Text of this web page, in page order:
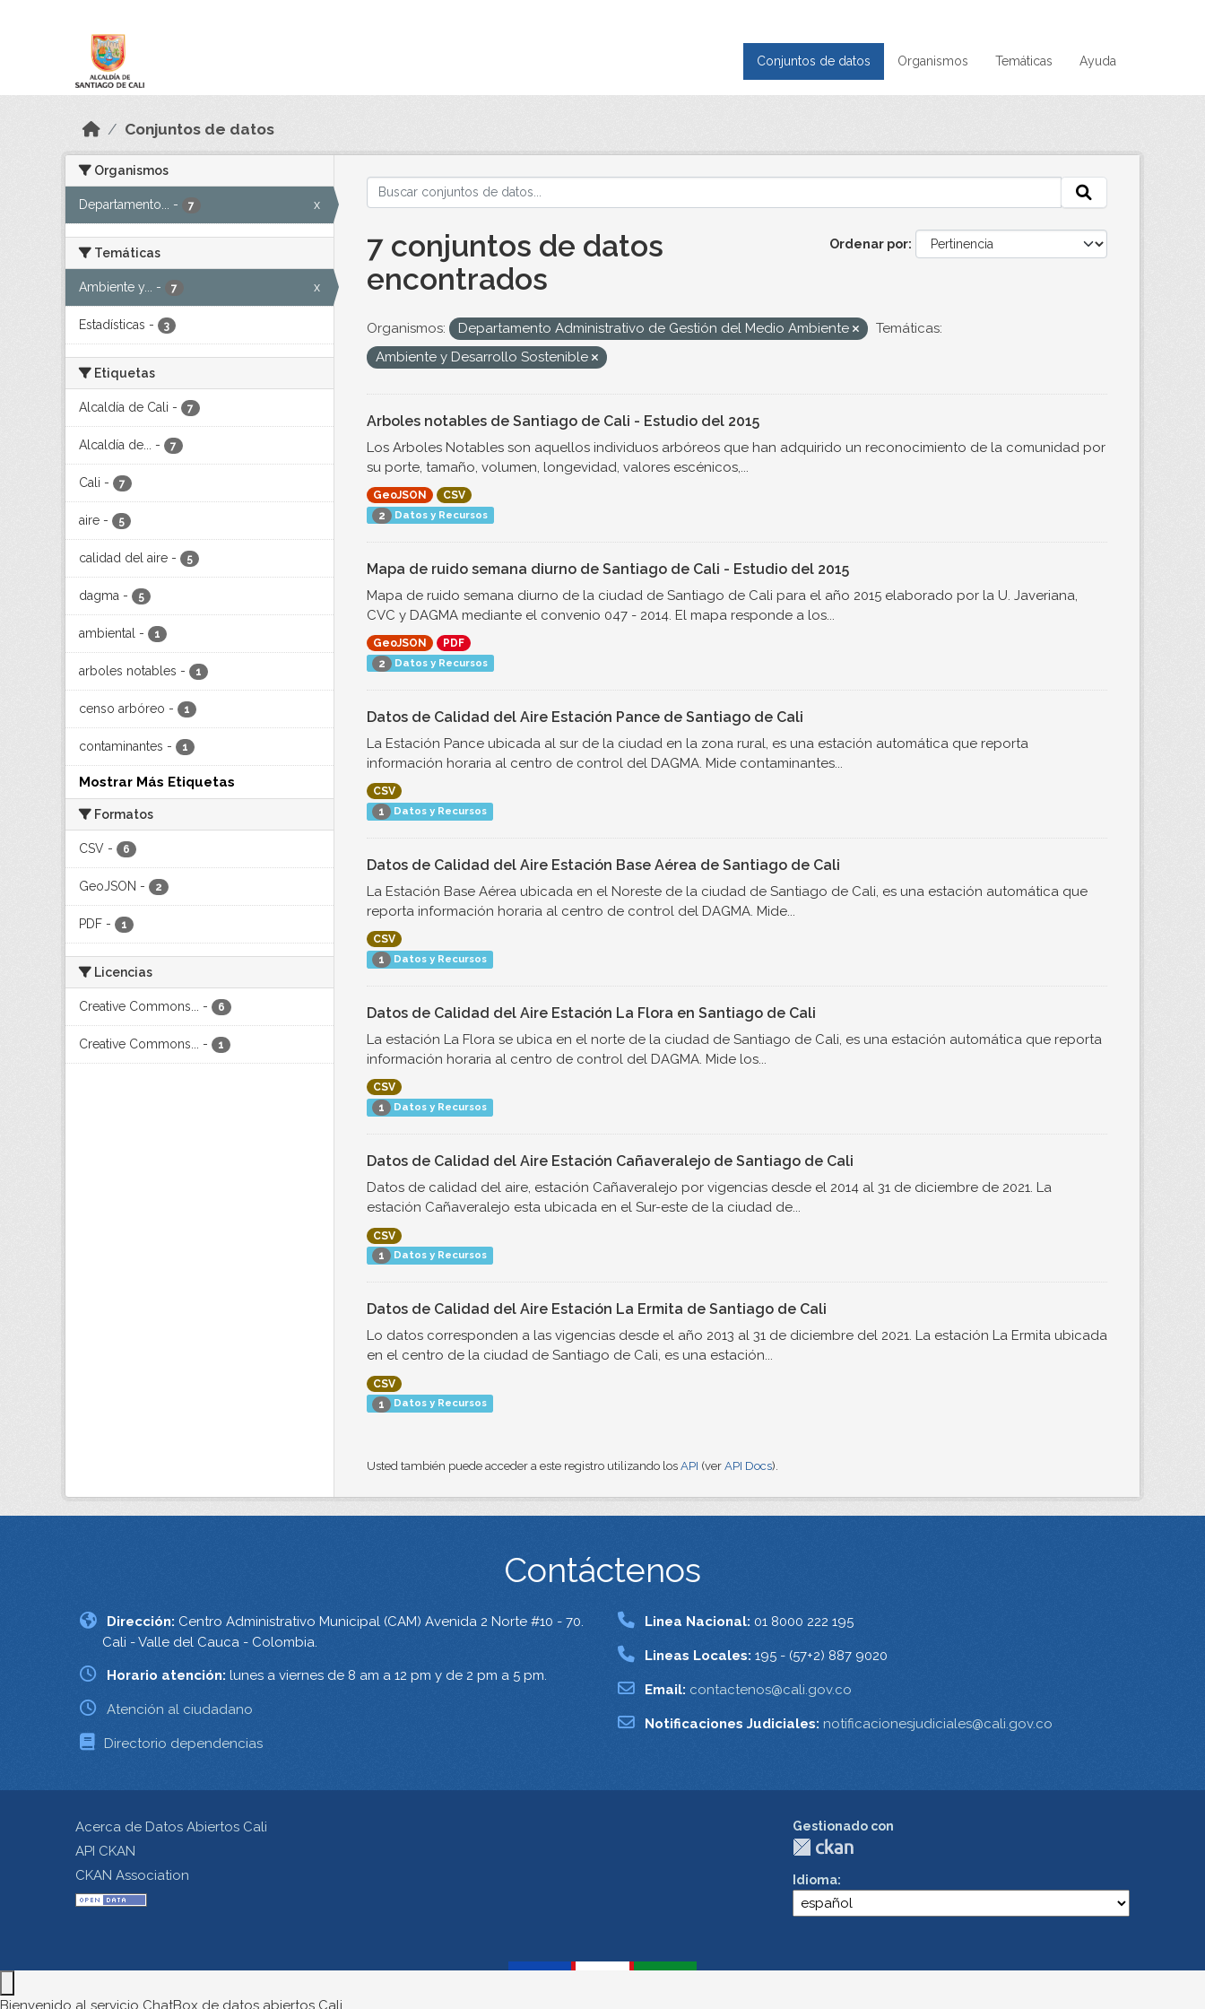
Conjuntos de datos Organismos Temáticas Ayuda
Conjuntos de datos
Organismos
Departamento... - 7 x
Temáticas
Ambiente y... - 7 x
Estadísticas - 3
Etiquetas
Alcaldía de Cali - 7
Alcaldía de... - 7
Cali - 7
aire - 5
calidad del aire - 5
dagma - 5
ambiental - 1
arboles notables - 1
censo arbóreo - 1
contaminantes - 1
Mostrar Más Etiquetas
Formatos
CSV - 6
GeoJSON - 2
PDF - 1
Licencias
Creative Commons... - 6
Creative Commons... - 1
Ordenar por
7 conjuntos de datos
encontrados
Organismos: Departamento Administrativo de Gestión del Medio Ambiente
Temáticas:
Ambiente y Desarrollo Sostenible
Arboles notables de Santiago de Cali - Estudio del 2015
Los Arboles Notables son aquellos individuos arbóreos que han adquirido un reconocimiento de la comunidad por
su porte, tamaño, volumen, longevidad, valores escénicos,...
GeoJSON
CSV
2
Datos y Recursos
Mapa de ruido semana diurno de Santiago de Cali - Estudio del 2015
Mapa de ruido semana diurno de la ciudad de Santiago de Cali para el año 2015 elaborado por la U. Javeriana,
CVC y DAGMA mediante el convenio 047 - 2014. El mapa responde a los...
GeoJSON
PDF
2
Datos y Recursos
Datos de Calidad del Aire Estación Pance de Santiago de Cali
La Estación Pance ubicada al sur de la ciudad en la zona rural, es una estación automática que reporta
información horaria al centro de control del DAGMA. Mide contaminantes...
CSV
1
Datos y Recursos
Datos de Calidad del Aire Estación Base Aérea de Santiago de Cali
La Estación Base Aérea ubicada en el Noreste de la ciudad de Santiago de Cali, es una estación automática que
reporta información horaria al centro de control del DAGMA. Mide...
CSV
1
Datos y Recursos
Datos de Calidad del Aire Estación La Flora en Santiago de Cali
La estación La Flora se ubica en el norte de la ciudad de Santiago de Cali, es una estación automática que reporta
información horaria al centro de control del DAGMA. Mide los...
CSV
1
Datos y Recursos
Datos de Calidad del Aire Estación Cañaveralejo de Santiago de Cali
Datos de calidad del aire, estación Cañaveralejo por vigencias desde el 2014 al 31 de diciembre de 2021. La
estación Cañaveralejo esta ubicada en el Sur-este de la ciudad de...
CSV
1
Datos y Recursos
Datos de Calidad del Aire Estación La Ermita de Santiago de Cali
Lo datos corresponden a las vigencias desde el año 2013 al 31 de diciembre del 2021. La estación La Ermita ubicada
en el centro de la ciudad de Santiago de Cali, es una estación...
CSV
1
Datos y Recursos
Usted también puede acceder a este registro utilizando los API (ver API Docs).
Contáctenos
Dirección: Centro Administrativo Municipal (CAM) Avenida 2 Norte #10 - 70.
Cali - Valle del Cauca - Colombia.
Horario atención: lunes a viernes de 8 am a 12 pm y de 2 pm a 5 pm.
Atención al ciudadano
Directorio dependencias
Linea Nacional: 01 8000 222 195
Lineas Locales: 195 - (57+2) 887 9020
Email: contactenos@cali.gov.co
Notificaciones Judiciales: notificacionesjudiciales@cali.gov.co
Acerca de Datos Abiertos Cali
API CKAN
CKAN Association
Gestionado con
Idioma
Bienvenido al servicio ChatBox de datos abiertos Cali